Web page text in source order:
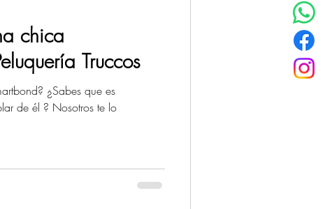
chica
Truccos
¿Sabes que es
de él ? Nosotros te lo